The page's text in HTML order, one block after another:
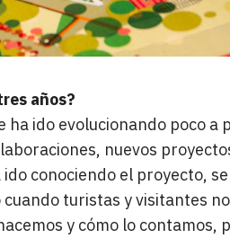
años?
ha ido evolucionando poco a
nuevos
conociendo el proyecto,
turistas y visitantes
y cómo lo contamos,